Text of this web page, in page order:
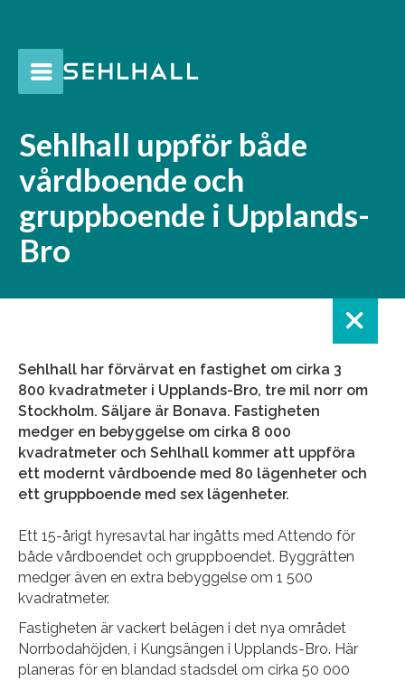
Sehlhall uppför både
vårdboende och
gruppboende i Upplands-
Bro
Sehlhall har förvärvat en fastighet om cirka 3
800 kvadratmeter i Upplands-Bro, tre mil norr om
Stockholm. Säljare är Bonava. Fastigheten
medger en bebyggelse om cirka 8 000
kvadratmeter och Sehlhall kommer att uppföra
ett modernt vårdboende med 80 lägenheter och
ett gruppboende med sex lägenheter.
Ett 15-årigt hyresavtal har ingåtts med Attendo för
både vårdboendet och gruppboendet. Byggrätten
medger även en extra bebyggelse om 1 500
kvadratmeter.
Fastigheten är vackert belägen i det nya området
Norrbodahöjden, i Kungsängen i Upplands-Bro. Här
planeras för en blandad stadsdel om cirka 50 000